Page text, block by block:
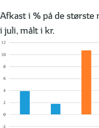
Afkast i % på de
i juli, målt i kr.